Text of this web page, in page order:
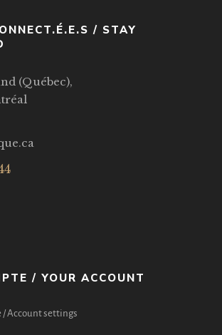
/ STAY
(Québec),
/ YOUR ACCOUNT
Account settings